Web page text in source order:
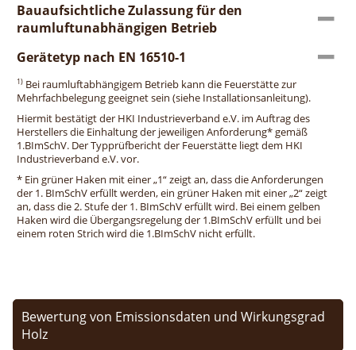
Bauaufsichtliche Zulassung für den
raumluftunabhängigen Betrieb
Gerätetyp nach EN 16510-1
1) Bei raumluftabhängigem Betrieb kann die Feuerstätte zur
Mehrfachbelegung geeignet sein (siehe Installationsanleitung).
Hiermit bestätigt der HKI Industrieverband e.V. im Auftrag des
Herstellers die Einhaltung der jeweiligen Anforderung* gemäß
1.BImSchV. Der Typprüfbericht der Feuerstätte liegt dem HKI
Industrieverband e.V. vor.
* Ein grüner Haken mit einer „1“ zeigt an, dass die Anforderungen
der 1. BImSchV erfüllt werden, ein grüner Haken mit einer „2“ zeigt
an, dass die 2. Stufe der 1. BImSchV erfüllt wird. Bei einem gelben
Haken wird die Übergangsregelung der 1.BImSchV erfüllt und bei
einem roten Strich wird die 1.BImSchV nicht erfüllt.
Bewertung von Emissionsdaten und Wirkungsgrad
Holz